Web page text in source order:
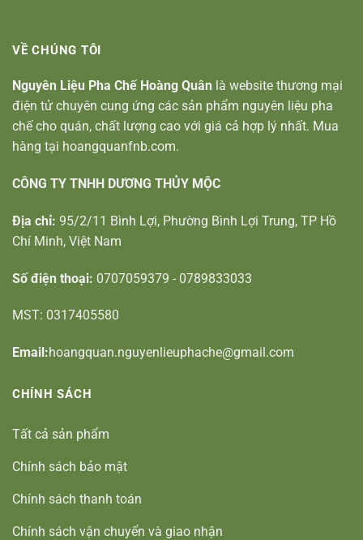
VỀ CHÚNG TÔI
Nguyên Liệu Pha Chế Hoàng Quân là website thương mại
điện tử chuyên cung ứng các sản phẩm nguyên liệu pha
chế cho quán, chất lượng cao với giá cả hợp lý nhất. Mua
hàng tại hoangquanfnb.com.
CÔNG TY TNHH DƯƠNG THỦY MỘC
Địa chỉ: 95/2/11 Bình Lợi, Phường Bình Lợi Trung, TP Hồ
Chí Minh, Việt Nam
Số điện thoại: 0707059379 - 0789833033
MST: 0317405580
Email:hoangquan.nguyenlieuphache@gmail.com
CHÍNH SÁCH
Tất cả sản phẩm
Chính sách bảo mật
Chính sách thanh toán
Chính sách vận chuyển và giao nhận